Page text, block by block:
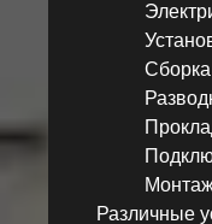
Сборка
Различные